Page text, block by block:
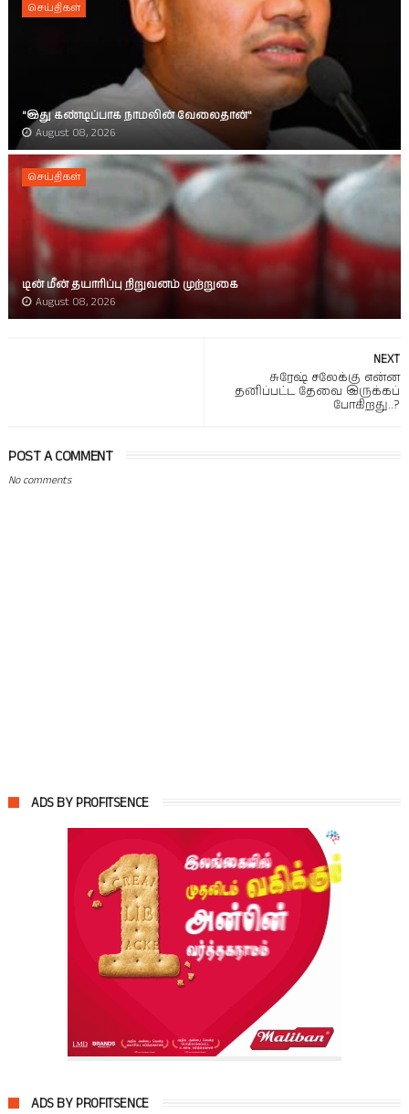
செய்திகள்
"இது கண்டிப்பாக நாமலின் வேலைதான்"
August 08, 2026
செய்திகள்
டின் மீன் தயாரிப்பு நிறுவனம் முற்றுகை
August 08, 2026
NEXT
சுரேஷ் சலேக்கு என்ன
தனிப்பட்ட தேவை இருக்கப்
போகிறது..?
POST A COMMENT
No comments
ADS BY PROFITSENCE
ADS BY PROFITSENCE